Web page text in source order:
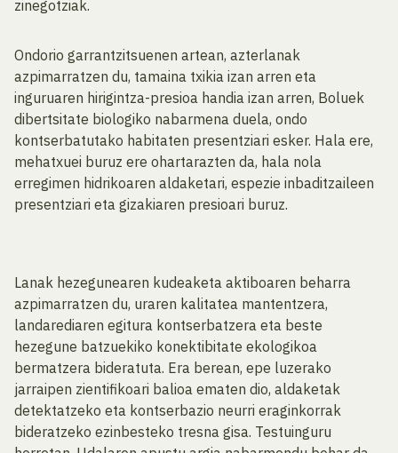
zinegotziak.
Ondorio garrantzitsuenen artean, azterlanak
azpimarratzen du, tamaina txikia izan arren eta
inguruaren hirigintza-presioa handia izan arren, Boluek
dibertsitate biologiko nabarmena duela, ondo
kontserbatutako habitaten presentziari esker. Hala ere,
mehatxuei buruz ere ohartarazten da, hala nola
erregimen hidrikoaren aldaketari, espezie inbaditzaileen
presentziari eta gizakiaren presioari buruz.
Lanak hezegunearen kudeaketa aktiboaren beharra
azpimarratzen du, uraren kalitatea mantentzera,
landarediaren egitura kontserbatzera eta beste
hezegune batzuekiko konektibitate ekologikoa
bermatzera bideratuta. Era berean, epe luzerako
jarraipen zientifikoari balioa ematen dio, aldaketak
detektatzeko eta kontserbazio neurri eraginkorrak
bideratzeko ezinbesteko tresna gisa. Testuinguru